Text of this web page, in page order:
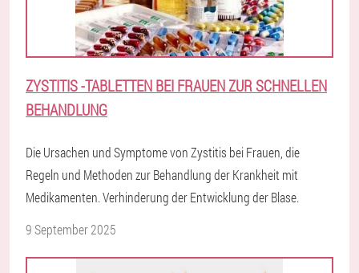
ZYSTITIS -TABLETTEN BEI FRAUEN ZUR SCHNELLEN
BEHANDLUNG
Die Ursachen und Symptome von Zystitis bei Frauen, die
Regeln und Methoden zur Behandlung der Krankheit mit
Medikamenten. Verhinderung der Entwicklung der Blase.
9 September 2025